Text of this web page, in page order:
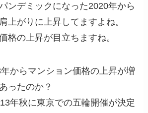
ンデミックになった2020年から
上がりに上昇してますよね。
格の上昇が目立ちますね。
からマンション価格の上昇が増
ったのか？
年秋に東京での五輪開催が決定